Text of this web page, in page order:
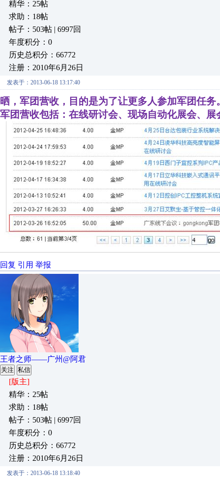
精华：25帖
求助：18帖
帖子：503帖 | 6997回
年度积分：0
历史总积分：66772
注册：2010年6月26日
发表于：2013-06-18 13:17:40
晒，军团营收，目的是为了让更多人参加军团任务
军团营收包括：在线研讨会、现场自动化展会、
回复 引用 举报
王者之师——广州@阿君
关注 私信
[版主]
精华：25帖
求助：18帖
帖子：503帖 | 6997回
年度积分：0
历史总积分：66772
注册：2010年6月26日
发表于：2013-06-18 13:18:40